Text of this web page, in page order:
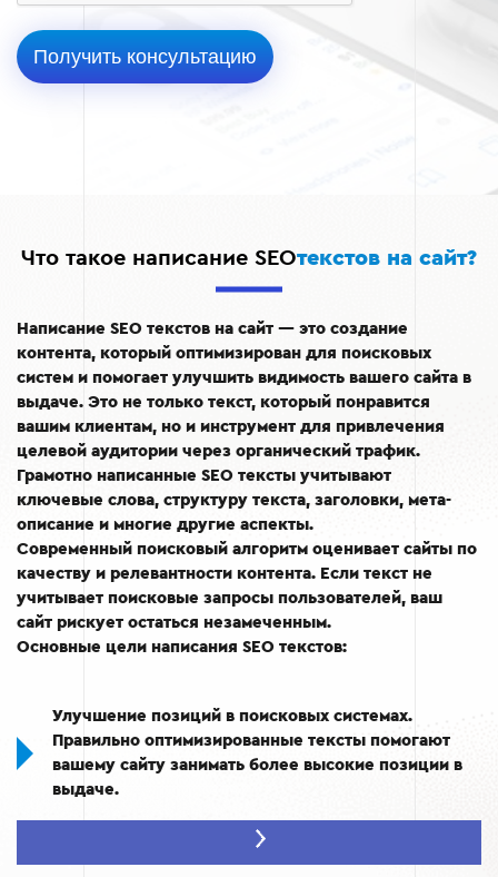
Что такое написание SEOтекстов на сайт?
Написание SEO текстов на сайт — это создание
контента, который оптимизирован для поисковых
систем и помогает улучшить видимость вашего сайта в
выдаче. Это не только текст, который понравится
вашим клиентам, но и инструмент для привлечения
целевой аудитории через органический трафик.
Грамотно написанные SEO тексты учитывают
ключевые слова, структуру текста, заголовки, мета-
описание и многие другие аспекты.
Современный поисковый алгоритм оценивает сайты по
качеству и релевантности контента. Если текст не
учитывает поисковые запросы пользователей, ваш
сайт рискует остаться незамеченным.
Основные цели написания SEO текстов:
Улучшение позиций в поисковых системах.
Правильно оптимизированные тексты помогают
вашему сайту занимать более высокие позиции в
выдаче.
Привлечение целевой аудитории.